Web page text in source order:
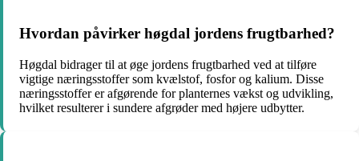
Hvordan påvirker høgdal jordens frugtbarhed?
Høgdal bidrager til at øge jordens frugtbarhed ved at tilføre
vigtige næringsstoffer som kvælstof, fosfor og kalium. Disse
næringsstoffer er afgørende for planternes vækst og udvikling,
hvilket resulterer i sundere afgrøder med højere udbytter.